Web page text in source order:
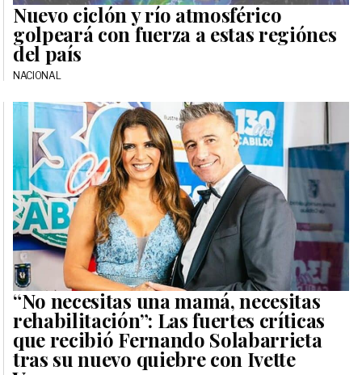
Nuevo ciclón y río atmosférico
golpeará con fuerza a estas regiónes
del país
NACIONAL
“No necesitas una mamá, necesitas
rehabilitación”: Las fuertes críticas
que recibió Fernando Solabarrieta
tras su nuevo quiebre con Ivette